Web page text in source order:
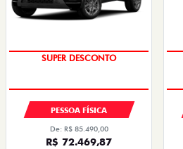
SUPER DESCONTO
PESSOA FÍSICA
De: R$ 85.490,00
R$ 72.469,87